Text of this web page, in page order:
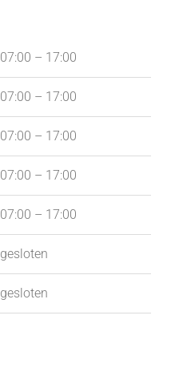
07:00 – 17:00
07:00 – 17:00
07:00 – 17:00
07:00 – 17:00
07:00 – 17:00
gesloten
gesloten